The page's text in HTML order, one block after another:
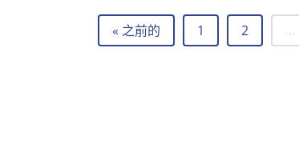
« 之前的 1 2 …